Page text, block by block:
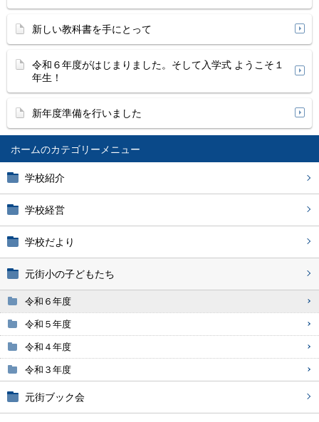
ホーム
学校紹介
学校経営
学校だより
元街小の子どもたち
令和６年度
令和５年度
令和４年度
令和３年度
元街ブック会
新しい教科書を手にとって
令和６年度がはじまりました。そして入学式 ようこそ１
年生！
新年度準備を行いました